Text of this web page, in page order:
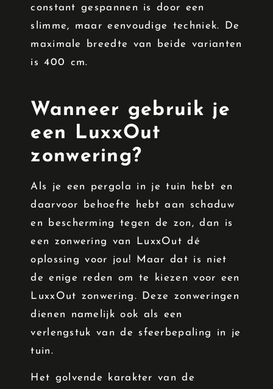
constant gespannen is door een
slimme, maar eenvoudige techniek. De
maximale breedte van beide varianten
is 400 cm.
Wanneer gebruik je
een LuxxOut
zonwering?
Als je een pergola in je tuin hebt en
daarvoor behoefte hebt aan schaduw
en bescherming tegen de zon, dan is
een zonwering van LuxxOut dé
oplossing voor jou! Maar dat is niet
de enige reden om te kiezen voor een
LuxxOut zonwering. Deze zonweringen
dienen namelijk ook als een
verlengstuk van de sfeerbepaling in je
tuin.
Het golvende karakter van de